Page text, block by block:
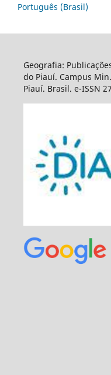
Português (Brasil)
Geografia:
do Piauí. Campus
Piauí. Brasil. e-ISSN